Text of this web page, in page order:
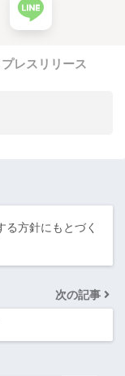
プレスリリース
る方針にもとづく
次の記事